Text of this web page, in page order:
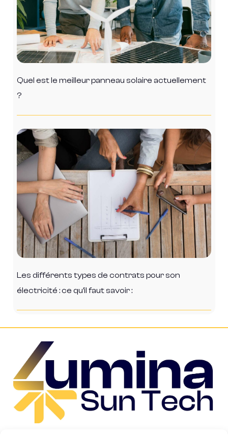
Quel est le meilleur panneau solaire actuellement
?
Les différents types de contrats pour son
électricité : ce qu’il faut savoir :